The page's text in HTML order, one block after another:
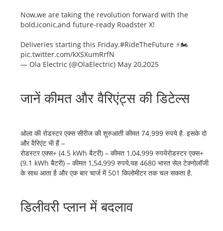
Now,we are taking the revolution forward with the
bold,iconic,and future-ready Roadster X!
Deliveries starting this Friday.#RideTheFuture ⚡🏍️
pic.twitter.com/kXSXumRrfN
— Ola Electric (@OlaElectric) May 20,2025
जानें कीमत और वैरिएंट्स की डिटेल्स
ओला की रोडस्टर एक्स सीरीज की शुरुआती कीमत 74,999 रुपये है. इसके दो
और वैरिएंट भी हैं –
रोडस्टर एक्स+ (4.5 kWh बैटरी) – कीमत 1,04,999 रुपयेरोडस्टर एक्स+
(9.1 kWh बैटरी) – कीमत 1,54,999 रुपये,यह 4680 भारत सेल टेक्नोलॉजी
के साथ आता है और एक बार चार्ज में 501 किलोमीटर तक चल सकता है.
डिलीवरी प्लान में बदलाव